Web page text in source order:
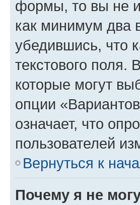
формы, то вы не
как минимум два
убедившись, что
текстового поля.
которые могут
опции
означает, что
пользователей
Вернуться к
Почему я не